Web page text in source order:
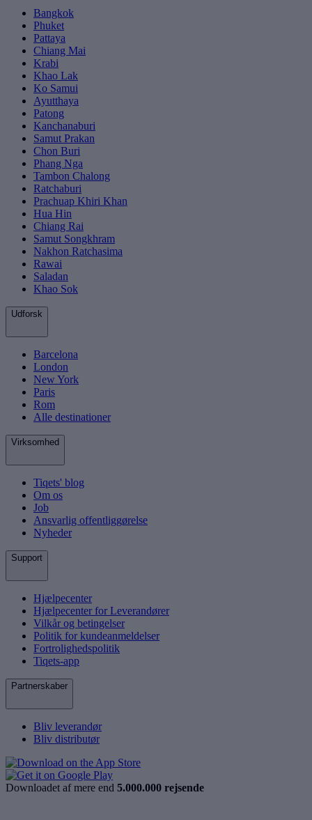
Bangkok
Phuket
Pattaya
Chiang Mai
Krabi
Khao Lak
Ko Samui
Ayutthaya
Patong
Kanchanaburi
Samut Prakan
Chon Buri
Phang Nga
Tambon Chalong
Ratchaburi
Prachuap Khiri Khan
Hua Hin
Chiang Rai
Samut Songkhram
Nakhon Ratchasima
Rawai
Saladan
Khao Sok
Udforsk
Barcelona
London
New York
Paris
Rom
Alle destinationer
Virksomhed
Tiqets' blog
Om os
Job
Ansvarlig offentliggørelse
Nyheder
Support
Hjælpecenter
Hjælpecenter for Leverandører
Vilkår og betingelser
Politik for kundeanmeldelser
Fortrolighedspolitik
Tiqets-app
Partnerskaber
Bliv leverandør
Bliv distributør
Downloadet af mere end 5.000.000 rejsende